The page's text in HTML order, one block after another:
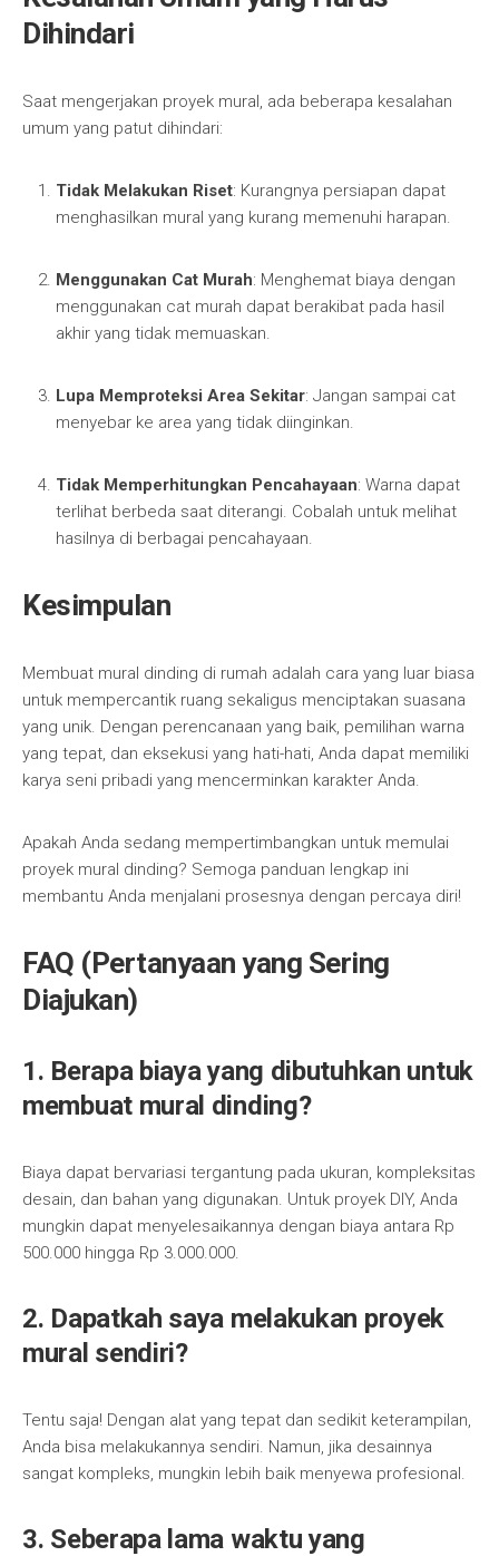
Dihindari
Saat mengerjakan proyek mural, ada beberapa kesalahan
umum yang patut dihindari:
Tidak Melakukan Riset: Kurangnya persiapan dapat
menghasilkan mural yang kurang memenuhi harapan.
Menggunakan Cat Murah: Menghemat biaya dengan
menggunakan cat murah dapat berakibat pada hasil
akhir yang tidak memuaskan.
Lupa Memproteksi Area Sekitar: Jangan sampai cat
menyebar ke area yang tidak diinginkan.
Tidak Memperhitungkan Pencahayaan: Warna dapat
terlihat berbeda saat diterangi. Cobalah untuk melihat
hasilnya di berbagai pencahayaan.
Kesimpulan
Membuat mural dinding di rumah adalah cara yang luar biasa
untuk mempercantik ruang sekaligus menciptakan suasana
yang unik. Dengan perencanaan yang baik, pemilihan warna
yang tepat, dan eksekusi yang hati-hati, Anda dapat memiliki
karya seni pribadi yang mencerminkan karakter Anda.
Apakah Anda sedang mempertimbangkan untuk memulai
proyek mural dinding? Semoga panduan lengkap ini
membantu Anda menjalani prosesnya dengan percaya diri!
FAQ (Pertanyaan yang Sering
Diajukan)
1. Berapa biaya yang dibutuhkan untuk
membuat mural dinding?
Biaya dapat bervariasi tergantung pada ukuran, kompleksitas
desain, dan bahan yang digunakan. Untuk proyek DIY, Anda
mungkin dapat menyelesaikannya dengan biaya antara Rp
500.000 hingga Rp 3.000.000.
2. Dapatkah saya melakukan proyek
mural sendiri?
Tentu saja! Dengan alat yang tepat dan sedikit keterampilan,
Anda bisa melakukannya sendiri. Namun, jika desainnya
sangat kompleks, mungkin lebih baik menyewa profesional.
3. Seberapa lama waktu yang